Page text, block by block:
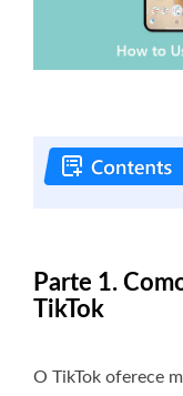
Parte 1.
TikTok
O TikTok oferece